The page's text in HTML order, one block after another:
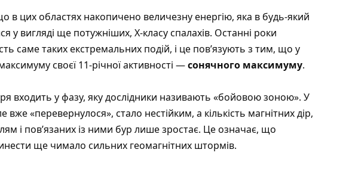
в цих областях накопичено величезну енергію, яка в будь‑який
у вигляді ще потужніших, X‑класу спалахів. Останні роки
саме таких екстремальних подій, і це пов’язують з тим, що у
своєї 11‑річної активності —сонячного максимуму.
входить у фазу, яку дослідники називають «бойовою зоною». У
вже «перевернулося», стало нестійким, а кількість магнітних дір,
і пов’язаних із ними бур лише зростає. Це означає, що
ще чимало сильних геомагнітних штормів.